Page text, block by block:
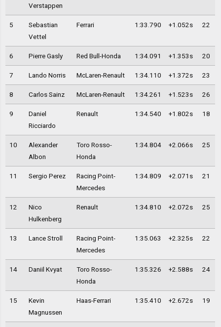
Verstappen
5
Sebastian
Vettel
Ferrari 1:33.790 +1.052s 22
6 Pierre Gasly Red Bull-Honda 1:34.091 +1.353s 20
7 Lando Norris McLaren-Renault 1:34.110 +1.372s 23
8 Carlos Sainz McLaren-Renault 1:34.261 +1.523s 26
9
Daniel
Ricciardo
Renault 1:34.540 +1.802s 18
10
Alexander
Albon
Toro Rosso-
Honda
1:34.804 +2.066s 25
11 Sergio Perez
Racing Point-
Mercedes
1:34.809 +2.071s 21
12
Nico
Hulkenberg
Renault 1:34.810 +2.072s 25
13 Lance Stroll
Racing Point-
Mercedes
1:35.063 +2.325s 22
14 Daniil Kvyat
Toro Rosso-
Honda
1:35.326 +2.588s 24
15
Kevin
Magnussen
Haas-Ferrari 1:35.410 +2.672s 19